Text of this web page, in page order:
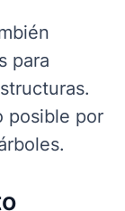
para
posible por